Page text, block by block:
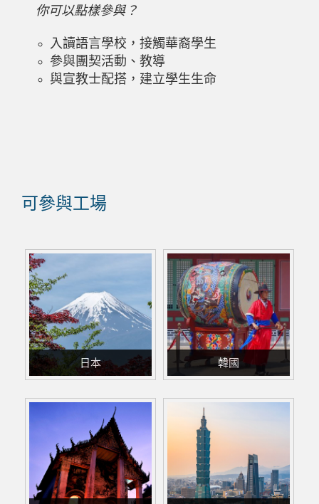
你可以點樣參與？
入讀語言學校，接觸華裔學生
參與團契活動、教導
與宣教士配搭，建立學生生命
可參與工場
日本 韓國